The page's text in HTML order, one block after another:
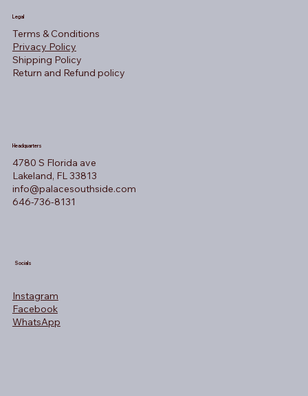
Legal
Terms & Conditions
Privacy Policy
Shipping Policy
Return and Refund policy
Headquarters
4780 S Florida ave
Lakeland, FL 33813
info@palacesouthside.com
646-736-8131
Socials
Instagram
Facebook
WhatsApp